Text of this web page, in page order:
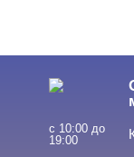
с 10:00 до
19:00